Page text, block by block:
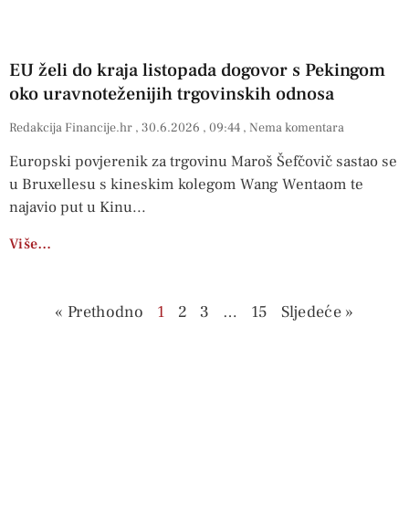
EU želi do kraja listopada dogovor s Pekingom
oko uravnoteženijih trgovinskih odnosa
Redakcija Financije.hr 30.6.2026 09:44 Nema komentara
Europski povjerenik za trgovinu Maroš Šefčovič sastao se
u Bruxellesu s kineskim kolegom Wang Wentaom te
najavio put u Kinu
Više…
« Prethodno 1 2 3 … 15 Sljedeće »